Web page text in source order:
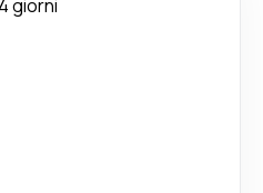
4 giorni